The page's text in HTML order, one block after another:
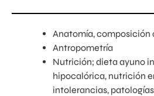
Anatomía, composición
Antropometría
Nutrición; dieta ayuno
hipocalórica, nutrición
intolerancias,